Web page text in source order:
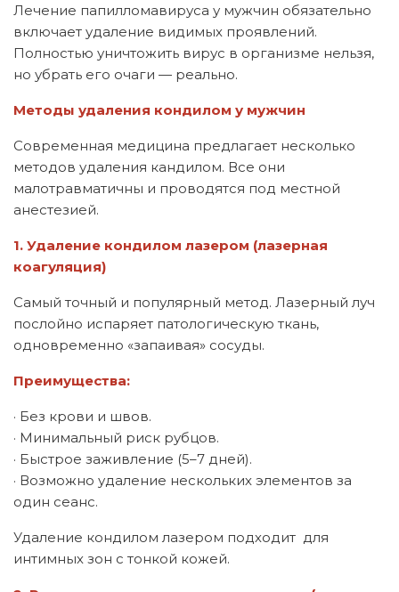
Лечение папилломавируса у мужчин обязательно
включает удаление видимых проявлений.
Полностью уничтожить вирус в организме нельзя,
но убрать его очаги — реально.
Методы удаления кондилом у мужчин
Современная медицина предлагает несколько
методов удаления кандилом. Все они
малотравматичны и проводятся под местной
анестезией.
1. Удаление кондилом лазером (лазерная
коагуляция)
Самый точный и популярный метод. Лазерный луч
послойно испаряет патологическую ткань,
одновременно «запаивая» сосуды.
Преимущества:
· Без крови и швов.
· Минимальный риск рубцов.
· Быстрое заживление (5–7 дней).
· Возможно удаление нескольких элементов за
один сеанс.
Удаление кондилом лазером подходит для
интимных зон с тонкой кожей.